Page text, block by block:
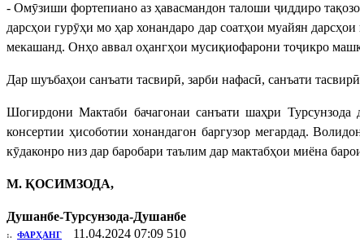
- Омӯзиши фортепиано аз ҳавасмандон талоши ҷиддиро
дарсҳои гурӯҳи мо ҳар хонандаро дар соатҳои муайян
мекашанд. Онҳо аввал оҳангҳои мусиқиофарони тоҷикро
Дар шуъбаҳои санъати тасвирӣ, зарби нафасӣ, санъати
Шогирдони Мактаби бачагонаи санъати шаҳри
консертии ҳисоботии хонандагон баргузор мегардад.
кӯдаконро низ дар баробари таълим дар мактабҳои миёна
М. ҚОСИМЗОДА,
Душанбе-Турсунзода-Душанбе
:. ФАРҲАНГ 11.04.2024 07:09 510